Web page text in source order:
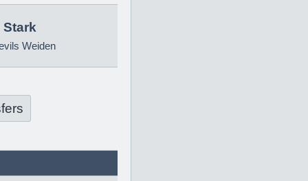
Stark
Weiden